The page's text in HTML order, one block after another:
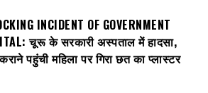
INCIDENT OF GOVERNMENT
चूरू के सरकारी अस्पताल में हादसा,
पहुंची महिला पर गिरा छत का प्लास्टर